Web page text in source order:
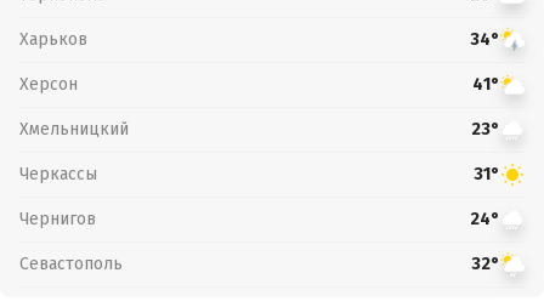
Харьков 34°
Херсон 41°
Хмельницкий 23°
Черкассы 31°
Чернигов 24°
Севастополь 32°